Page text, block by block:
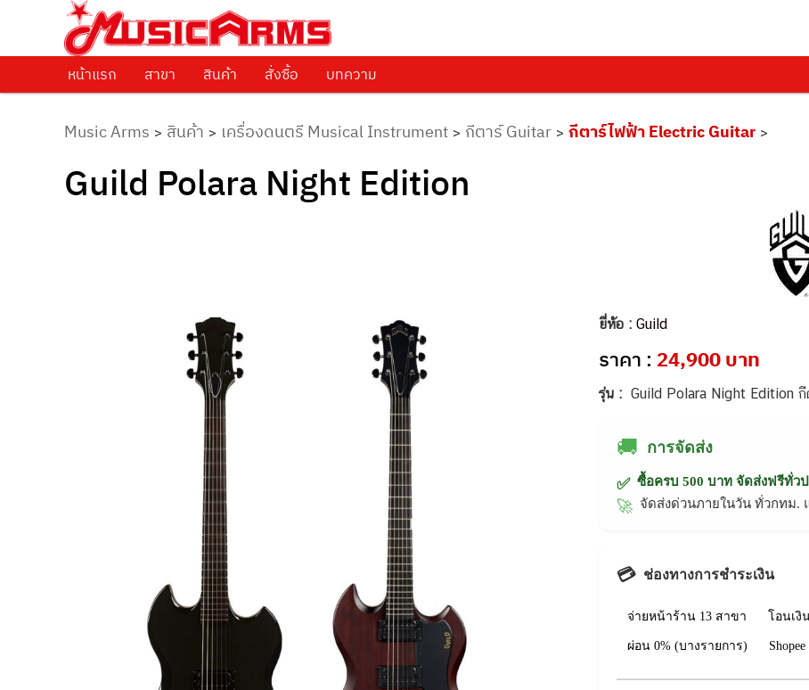
Music Arms
ศูนย์รวมครื่องดนตรีทุกชนิด ตั้งแต่เริ่มต้นถึงมืออาชีพ
Skip to primary content
หน้าแรก สาขา สินค้า สั่งซื้อ บทความ
Music Arms > สินค้า > เครื่องดนตรี Musical Instrument > กีตาร์ Guitar > กีตาร์ไฟฟ้า Electric Guitar >
Guild Polara Night Edition
ยี่ห้อ : Guild
ราคา : 24,900 บาท
รุ่น : Guild Polara Night Edition
🚚 การจัดส่ง
✅ ซื้อครบ 500 บาท จัดส่งฟรีทั่ว
🚀 จัดส่งด่วนภายในวัน ทั่วกทม.
💳 ช่องทางการชำระเงิน
จ่ายหน้าร้าน 13 สาขา โอนเงิ
ผ่อน 0% (บางรายการ) Shopee